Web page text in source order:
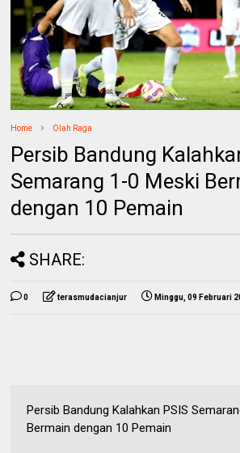
Home Olah Raga
Persib Bandung
Semarang 1-0 Meski
dengan 10 Pemain
SHARE:
0 terasmudacianjur Minggu, 09 Februari
Persib Bandung Kalahkan PSIS
Bermain dengan 10 Pemain